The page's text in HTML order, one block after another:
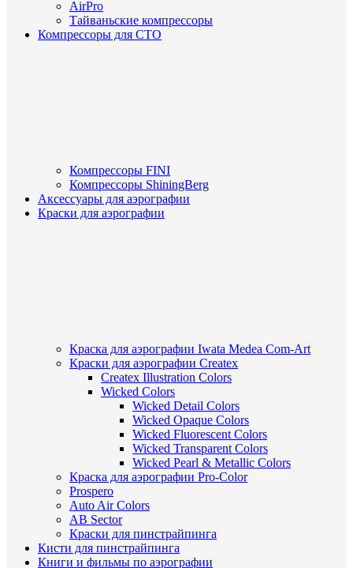
AirPro
Тайваньские компрессоры
Компрессоры для СТО
Компрессоры FINI
Компрессоры ShiningBerg
Аксессуары для аэрографии
Краски для аэрографии
Краска для аэрографии Iwata Medea Com-Art
Краски для аэрографии Createx
Createx Illustration Colors
Wicked Colors
Wicked Detail Colors
Wicked Opaque Colors
Wicked Fluorescent Colors
Wicked Transparent Colors
Wicked Pearl & Metallic Colors
Краска для аэрографии Pro-Color
Prospero
Auto Air Colors
AB Sector
Краски для пинстрайпинга
Кисти для пинстрайпинга
Книги и фильмы по аэрографии